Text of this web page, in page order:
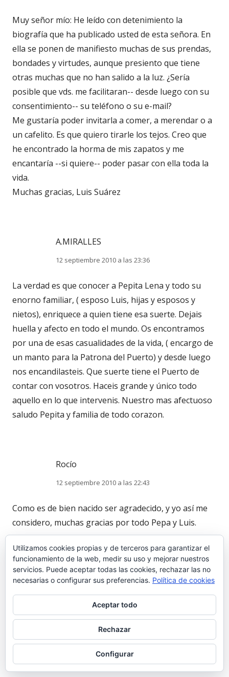
Muy señor mío: He leído con detenimiento la
biografía que ha publicado usted de esta señora. En
ella se ponen de manifiesto muchas de sus prendas,
bondades y virtudes, aunque presiento que tiene
otras muchas que no han salido a la luz. ¿Sería
posible que vds. me facilitaran-- desde luego con su
consentimiento-- su teléfono o su e-mail?
Me gustaría poder invitarla a comer, a merendar o a
un cafelito. Es que quiero tirarle los tejos. Creo que
he encontrado la horma de mis zapatos y me
encantaría --si quiere-- poder pasar con ella toda la
vida.
Muchas gracias, Luis Suárez
A.MIRALLES
12 septiembre 2010 a las 23:36
La verdad es que conocer a Pepita Lena y todo su
enorno familiar, ( esposo Luis, hijas y esposos y
nietos), enriquece a quien tiene esa suerte. Dejais
huella y afecto en todo el mundo. Os encontramos
por una de esas casualidades de la vida, ( encargo de
un manto para la Patrona del Puerto) y desde luego
nos encandilasteis. Que suerte tiene el Puerto de
contar con vosotros. Haceis grande y único todo
aquello en lo que intervenis. Nuestro mas afectuoso
saludo Pepita y familia de todo corazon.
Rocío
12 septiembre 2010 a las 22:43
Como es de bien nacido ser agradecido, y yo así me
considero, muchas gracias por todo Pepa y Luis.
Pepa, sigue en tu línea que es la verdadera ¡no
cambies! un beso.
vega
12 septiembre 2010 a las 22:05
Utilizamos cookies propias y de terceros para garantizar el
funcionamiento de la web, medir su uso y mejorar nuestros
servicios. Puede aceptar todas las cookies, rechazar las no
necesarias o configurar sus preferencias. Política de cookies
Aceptar todo
Rechazar
Configurar